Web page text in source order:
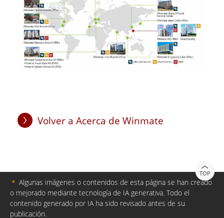
Volver a Acerca de Winmate
TOP
＊ Algunas imágenes o contenidos de esta página se han creado
o mejorado mediante tecnología de IA generativa. Todo el
contenido generado por IA ha sido revisado antes de su
publicación.